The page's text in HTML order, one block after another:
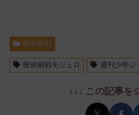
呪術廻戦
呪術廻戦モジュロ 週刊少年ジ
↓↓↓ この記事を